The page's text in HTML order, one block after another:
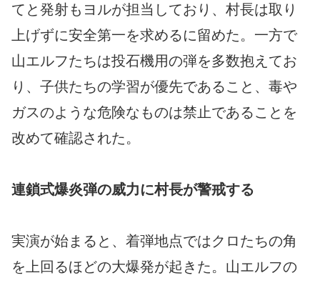
てと発射もヨルが担当しており、村長は取り
上げずに安全第一を求めるに留めた。一方で
山エルフたちは投石機用の弾を多数抱えてお
り、子供たちの学習が優先であること、毒や
ガスのような危険なものは禁止であることを
改めて確認された。
連鎖式爆炎弾の威力に村長が警戒する
実演が始まると、着弾地点ではクロたちの角
を上回るほどの大爆発が起きた。山エルフの